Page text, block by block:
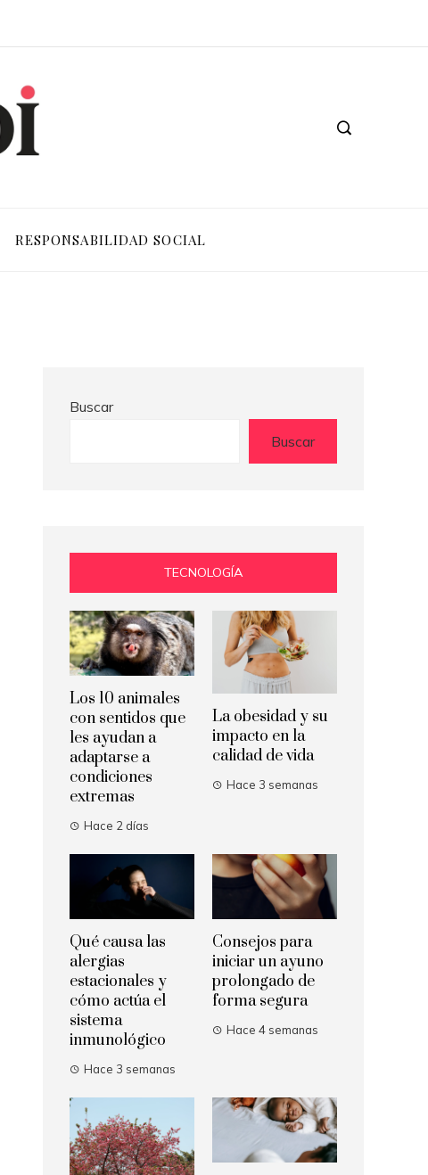
RESPONSABILIDAD SOCIAL
Buscar
Buscar
TECNOLOGÍA
Los 10 animales
con sentidos que
les ayudan a
adaptarse a
condiciones
extremas
Hace 2 días
La obesidad y su
impacto en la
calidad de vida
Hace 3 semanas
Qué causa las
alergias
estacionales y
cómo actúa el
sistema
inmunológico
Hace 3 semanas
Consejos para
iniciar un ayuno
prolongado de
forma segura
Hace 4 semanas